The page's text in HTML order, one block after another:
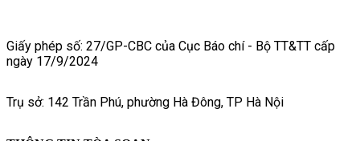
Giấy phép số: 27/GP-CBC của Cục Báo chí - Bộ TT&TT cấp
ngày 17/9/2024
Trụ sở: 142 Trần Phú, phường Hà Đông, TP Hà Nội